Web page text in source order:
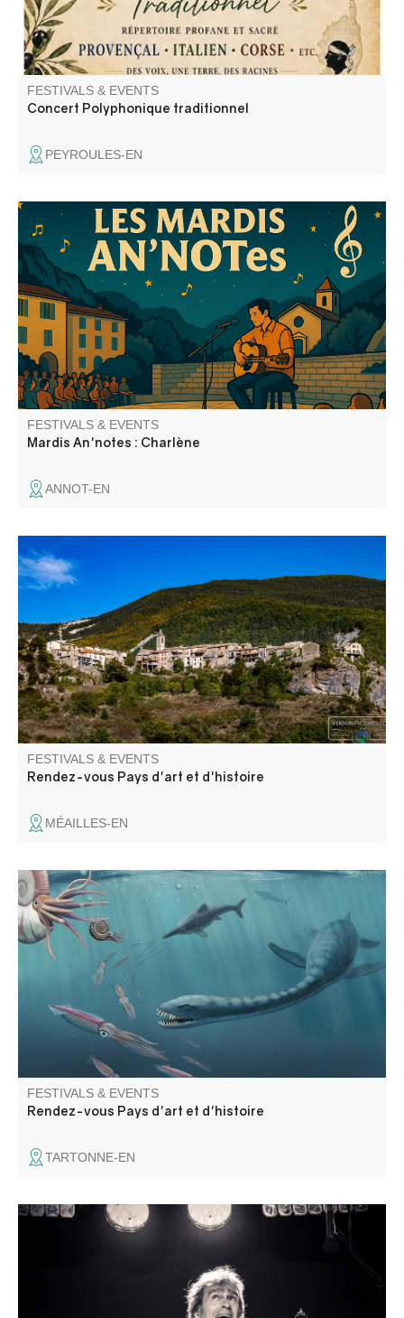
FESTIVALS & EVENTS
Concert Polyphonique traditionnel
PEYROULES-EN
A local talent and music enthusiast, Charlène performs
the most beautiful songs by renowned artists—notably
Céline Dion—with sensitivity and talent. She offers a
varied repertoire that blends emotion, warmth, energy,
and good cheer.
FESTIVALS & EVENTS
Mardis An'notes : Charlène
ANNOT-EN
Visite commentée de la grotte du Perthus II par Cédric
Lepère, suivie d'une conférence-atelier de Manon Vuilien,
archéozoologue.
FESTIVALS & EVENTS
Rendez-vous Pays d'art et d'histoire
MÉAILLES-EN
Géologie et patrimoine naturel, partez à la découverte du
plésiosaure, grand reptile marin disparu il y a 66 millions
d'années
FESTIVALS & EVENTS
Rendez-vous Pays d'art et d'histoire
TARTONNE-EN
From Argentine tango to blues, from classical to gospel
encounters. International, national and local artists
available for unforgettable moments of sharing.